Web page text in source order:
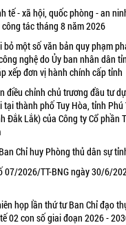
tế - xã hội, quốc phòng - an
tác tháng 8 năm 2026
bỏ một số văn bản quy phạm
nghệ do Ủy ban nhân dân
xếp đơn vị hành chính cấp tỉnh
điều chỉnh chủ trương đầu tư
thành phố Tuy Hòa, tỉnh Phú
Đắk Lắk) của Công ty Cổ phần
Chỉ huy Phòng thủ dân sự
07/2026/TT-BNG ngày 30/6/
họp lần thứ tư Ban Chỉ đạo
02 con số giai đoạn 2026 -